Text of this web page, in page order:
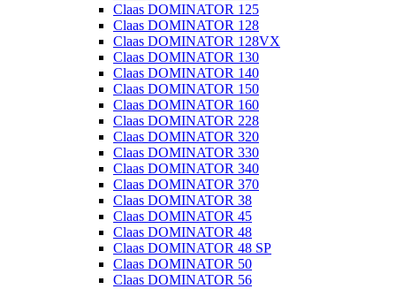
Claas DOMINATOR 125
Claas DOMINATOR 128
Claas DOMINATOR 128VX
Claas DOMINATOR 130
Claas DOMINATOR 140
Claas DOMINATOR 150
Claas DOMINATOR 160
Claas DOMINATOR 228
Claas DOMINATOR 320
Claas DOMINATOR 330
Claas DOMINATOR 340
Claas DOMINATOR 370
Claas DOMINATOR 38
Claas DOMINATOR 45
Claas DOMINATOR 48
Claas DOMINATOR 48 SP
Claas DOMINATOR 50
Claas DOMINATOR 56